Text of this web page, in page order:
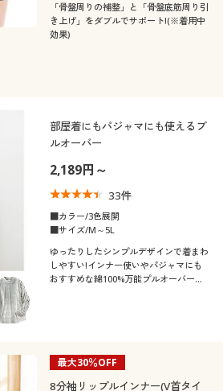
「骨盤周りの補整」と「骨盤底筋周り引
き上げ」をダブルでサポート!(※着用中
効果)
部屋着にもパジャマにも使えるプ
ルオーバー
2,189円～
33件
■カラー/3色展開
■サイズ/M～5L
ゆったりしたシンプルデザインで着まわ
しやすい!インナー使いやパジャマにも
おすすめな綿100%万能プルオーバー。
最大30％OFF
8分袖リップルインナー(V首タイ